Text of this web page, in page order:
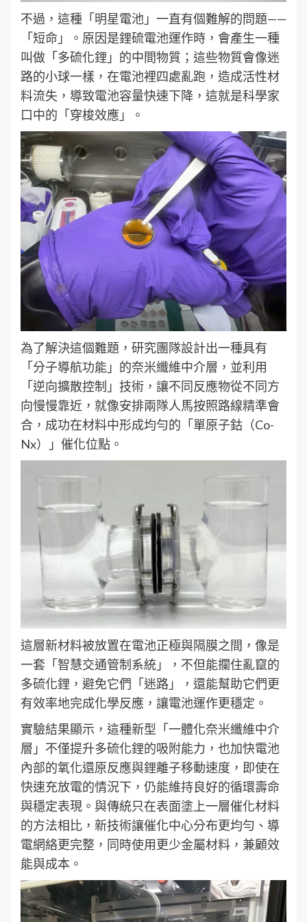
不過，這種「明星電池」一直有個難解的問題——
「短命」。原因是鋰硫電池運作時，會產生一種
叫做「多硫化鋰」的中間物質；這些物質會像迷
路的小球一樣，在電池裡四處亂跑，造成活性材
料流失，導致電池容量快速下降，這就是科學家
口中的「穿梭效應」。
為了解決這個難題，研究團隊設計出一種具有
「分子導航功能」的奈米纖維中介層，並利用
「逆向擴散控制」技術，讓不同反應物從不同方
向慢慢靠近，就像安排兩隊人馬按照路線精準會
合，成功在材料中形成均勻的「單原子鈷（Co-
Nx）」催化位點。
這層新材料被放置在電池正極與隔膜之間，像是
一套「智慧交通管制系統」，不但能攔住亂竄的
多硫化鋰，避免它們「迷路」，還能幫助它們更
有效率地完成化學反應，讓電池運作更穩定。
實驗結果顯示，這種新型「一體化奈米纖維中介
層」不僅提升多硫化鋰的吸附能力，也加快電池
內部的氧化還原反應與鋰離子移動速度，即使在
快速充放電的情況下，仍能維持良好的循環壽命
與穩定表現。與傳統只在表面塗上一層催化材料
的方法相比，新技術讓催化中心分布更均勻、導
電網絡更完整，同時使用更少金屬材料，兼顧效
能與成本。